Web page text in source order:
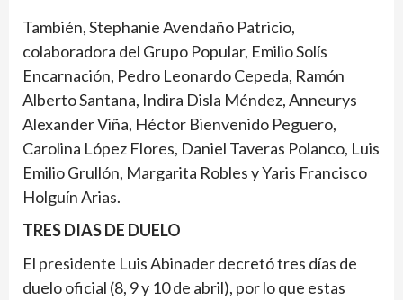
También, Stephanie Avendaño Patricio,
colaboradora del Grupo Popular, Emilio Solís
Encarnación, Pedro Leonardo Cepeda, Ramón
Alberto Santana, Indira Disla Méndez, Anneurys
Alexander Viña, Héctor Bienvenido Peguero,
Carolina López Flores, Daniel Taveras Polanco, Luis
Emilio Grullón, Margarita Robles y Yaris Francisco
Holguín Arias.
TRES DIAS DE DUELO
El presidente Luis Abinader decretó tres días de
duelo oficial (8, 9 y 10 de abril), por lo que estas